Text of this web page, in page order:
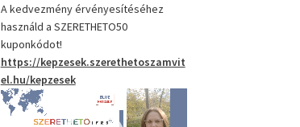
A kedvezmény érvényesítéséhez
használd a SZERETHETO50
kuponkódot!
https://kepzesek.szerethetoszamvit
el.hu/kepzesek
Videólejátszó